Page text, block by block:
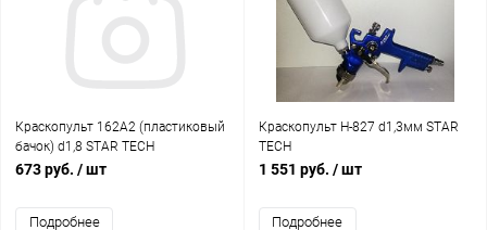
Краскопульт 162A2 (пластиковый
бачок) d1,8 STAR TECH
673 руб. / шт
Подробнее
Краскопульт H-827 d1,3мм STAR
TECH
1 551 руб. / шт
Подробнее